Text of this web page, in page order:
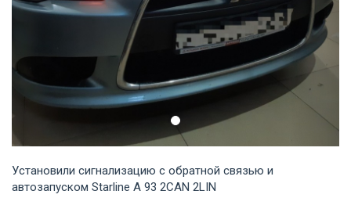
Установили сигнализацию с обратной связью и
автозапуском Starline A 93 2CAN 2LIN